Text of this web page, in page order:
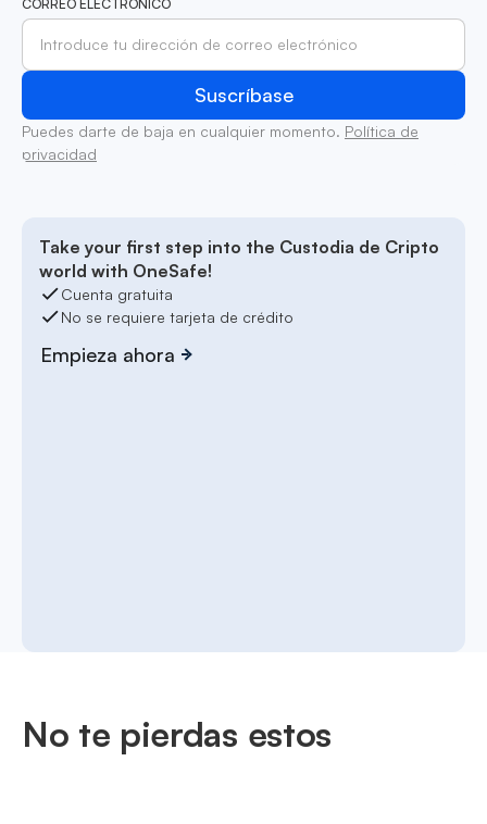
CORREO ELECTRÓNICO
Puedes darte de baja en cualquier momento. Política de
privacidad
Take your first step into the Custodia de Cripto
world with OneSafe!
Cuenta gratuita
No se requiere tarjeta de crédito
Empieza ahora
No te pierdas estos